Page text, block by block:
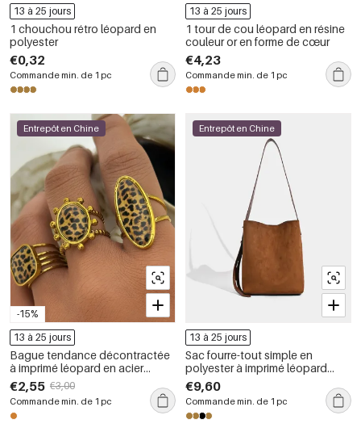
13 à 25 jours
1 chouchou rétro léopard en
polyester
€0,32
Commande min. de 1 pc
13 à 25 jours
1 tour de cou léopard en résine
couleur or en forme de cœur
€4,23
Commande min. de 1 pc
-15%
Entrepôt en Chine
13 à 25 jours
Bague tendance décontractée
à imprimé léopard en acier
inoxydable étanche pour femme
(1 pièce)
€2,55 €3,00
Commande min. de 1 pc
Entrepôt en Chine
13 à 25 jours
Sac fourre-tout simple en
polyester à imprimé léopard
pour femme (1 pièce)
€9,60
Commande min. de 1 pc